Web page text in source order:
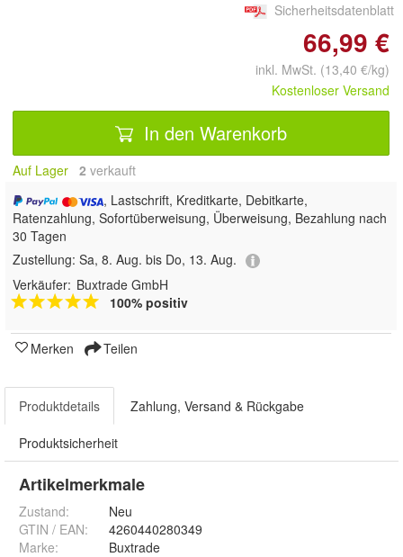
Sicherheitsdatenblatt
66,99 €
inkl. MwSt. (13,40 €/kg)
Kostenloser Versand
In den Warenkorb
Auf Lager 2 verkauft
, Lastschrift, Kreditkarte, Debitkarte,
Ratenzahlung, Sofortüberweisung, Überweisung, Bezahlung nach
30 Tagen
Zustellung: Sa, 8. Aug. bis Do, 13. Aug.
Verkäufer: Buxtrade GmbH
100% positiv
Merken Teilen
Produktdetails Zahlung, Versand & Rückgabe
Produktsicherheit
Artikelmerkmale
Zustand:
Neu
GTIN / EAN:
4260440280349
Marke:
Buxtrade